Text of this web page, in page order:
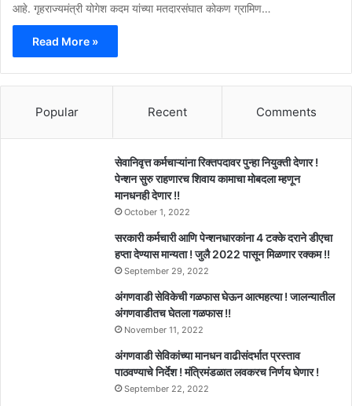
आहे. गृहराज्यमंत्री योगेश कदम यांच्या मतदारसंघात कोकण ग्रामिण…
Read More »
Popular Recent Comments
सेवानिवृत्त कर्मचाऱ्यांना रिक्तपदावर पुन्हा नियुक्ती देणार !
पेन्शन सुरु राहणारच शिवाय कामाचा मोबदला म्हणून
मानधनही देणार !!
October 1, 2022
सरकारी कर्मचारी आणि पेन्शनधारकांना 4 टक्के दराने डीएचा
हप्ता देण्यास मान्यता ! जुलै 2022 पासून मिळणार रक्कम !!
September 29, 2022
अंगणवाडी सेविकेची गळफास घेऊन आत्महत्या ! जालन्यातील
अंगणवाडीतच घेतला गळफास !!
November 11, 2022
अंगणवाडी सेविकांच्या मानधन वाढीसंदर्भात प्रस्ताव
पाठवण्याचे निर्देश ! मंत्रिमंडळात लवकरच निर्णय घेणार !
September 22, 2022